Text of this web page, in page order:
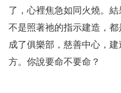
研習會01 - 得勝教會的啟示
研習會02 - 醫治釋放
研
研習會02 - 得著命定成為祝
研習會02 - 得勝教會的啟示
了，心裡焦急如同火燒。
不是照著祂的指示建造，
成了俱樂部，慈善中心，
方。你說要命不要命？